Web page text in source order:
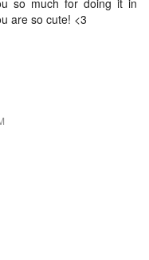
so much for doing it in
are so cute! <3